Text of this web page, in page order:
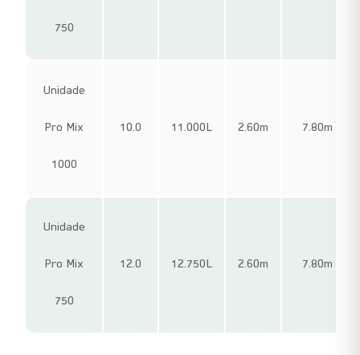
750
Unidade
Pro Mix
1000
10.0 11.000L 2.60m 7.80m
Unidade
Pro Mix
750
12.0 12.750L 2.60m 7.80m